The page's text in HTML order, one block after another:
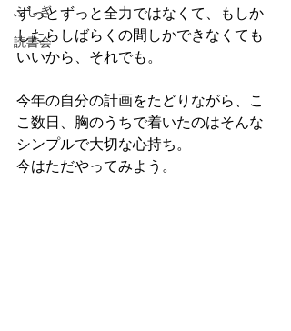
ふしぎ
読書会
ずっとずっと全力ではなくて、もしか
したらしばらくの間しかできなくても
いいから、それでも。
今年の自分の計画をたどりながら、こ
こ数日、胸のうちで着いたのはそんな
シンプルで大切な心持ち。
今はただやってみよう。